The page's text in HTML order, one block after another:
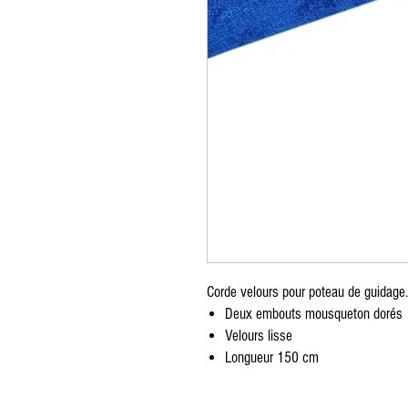
Zug furniture rental, Furniture rental, Round Table, Rectangular Table, High
Red carpet, exhibition, conference, event, separation, partition, wooden
cushion, table knife, table fork, spoon, Chair cover, Napkin, Vegetation, Totem,
Möbelverleih, Eventverleih Lausanne Bern Freiburg Zürich, Möbelverleih in
Freiburg Zürich, Vermietung von Möbeln in der Schweiz, Vermietung von
Corde velours pour poteau de guidage.
Deux embouts mousqueton dorés
Velours lisse
Longueur 150 cm